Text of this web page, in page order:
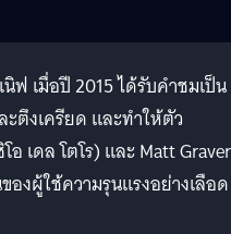
ฟ เมื่อปี 2015 ได้รับคำชมเป็น
ตึงเครียด และทำให้ตัว
เดล โตโร) และ Matt Graver
งผู้ใช้ความรุนแรงอย่างเลือด